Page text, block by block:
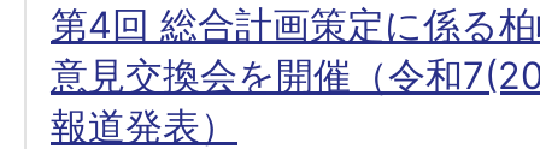
第4回 総合計画策定に係る
意見交換会を開催（令和
報道発表）